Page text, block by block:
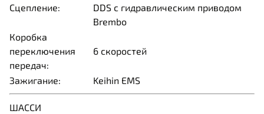
Сцепление:
DDS с гидравлическим приводом
Brembo
Коробка
переключения
передач:
6 скоростей
Зажигание: Keihin EMS
ШАССИ